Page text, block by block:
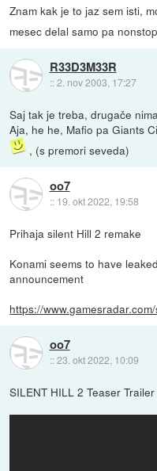
Znam kak je to jaz sem isti,
mesec delal samo pa
R33D3M33R
::2. nov 2003, 17:27
Saj tak je treba, drugače
Aja, he he, Mafio pa Giants
, (s premori seveda)
oo7
:: 19. okt 2022, 19:58
Prihaja silent Hill 2 remake
Konami seems to have
announcement
https://
oo7
::23. okt 2022, 10:09
SILENT HILL 2 Teaser